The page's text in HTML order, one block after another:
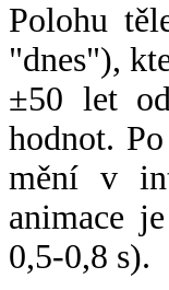
Polohu
"dnes"),
±50 let
hodnot.
mění v
animace
0,5-0,8 s).